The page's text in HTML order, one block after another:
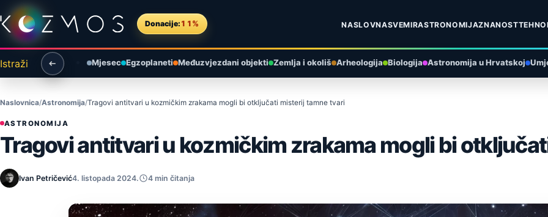
Preskoči na sadržaj
Donacije: 11% NASLOVNASVEMIRASTRONOMIJAZNANOST
Istraži Mjesec Egzoplaneti Međuzvjezdani objekti Zemlja i okoliš Arheologija Biologija Astronomija u Hrvatskoj
Naslovnica Astronomija Tragovi antitvari u kozmičkim zrakama mogli bi otključati misterij tamne tvari
ASTRONOMIJA
Tragovi antitvari u kozmičkim zrakama mogli bi
Ivan Petričević4. listopada 2024. 4 min čitanja